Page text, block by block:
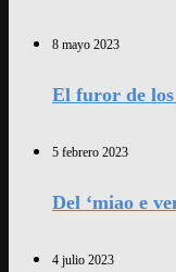
8 mayo 2023
El furor de
5 febrero 2023
Del ‘miao e
4 julio 2023